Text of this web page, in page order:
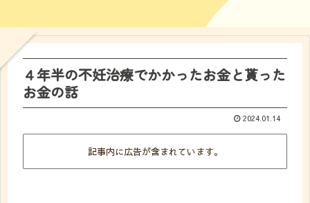
４年半の不妊治療でかかったお金と貰った
お金の話
2024.01.14
記事内に広告が含まれています。